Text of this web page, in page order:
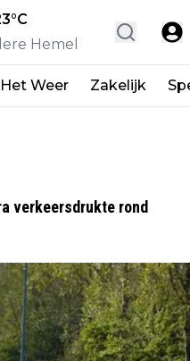
°C
Hemel
Het Weer Zakelijk
verkeersdrukte rond